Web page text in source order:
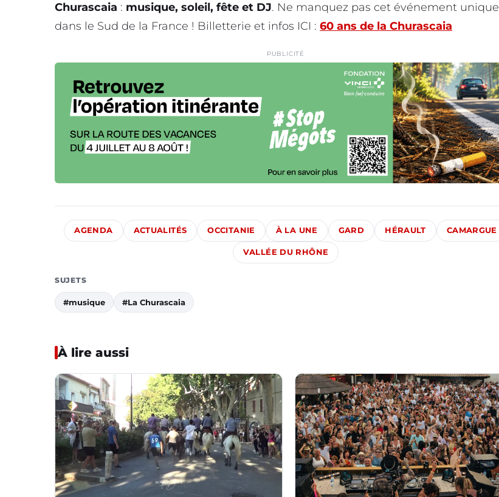
Churascaia : musique, soleil, fête et DJ. Ne manquez pas cet événement unique
dans le Sud de la France ! Billetterie et infos ICI : 60 ans de la Churascaia
PUBLICITÉ
AGENDA ACTUALITÉS OCCITANIE À LA UNE GARD HÉRAULT CAMARGUE
VALLÉE DU RHÔNE
SUJETS
#musique #La Churascaia
À lire aussi